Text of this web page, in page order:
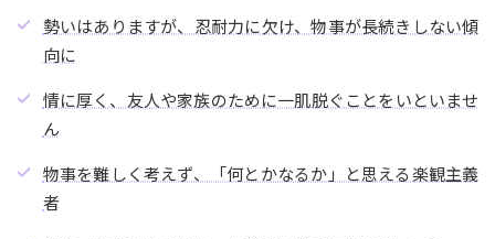
勢いはありますが、忍耐力に欠け、物事が長続きしない傾
向に
情に厚く、友人や家族のために一肌脱ぐことをいといませ
ん
物事を難しく考えず、「何とかなるか」と思える楽観主義
者